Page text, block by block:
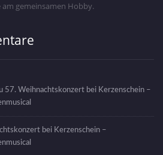
gemeinsamen Hobby.
57. Weihnachtskonzert bei Kerzenschein –
bei Kerzenschein –